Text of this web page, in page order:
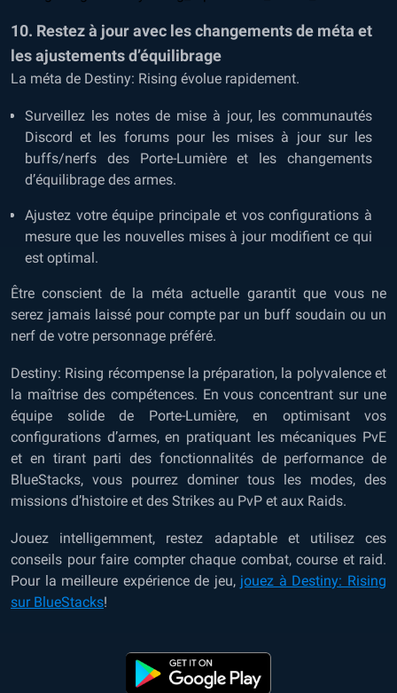
10. Restez à jour avec les changements de méta et
les ajustements d’équilibrage
La méta de Destiny: Rising évolue rapidement.
Surveillez les notes de mise à jour, les communautés
Discord et les forums pour les mises à jour sur les
buffs/nerfs des Porte-Lumière et les changements
d’équilibrage des armes.
Ajustez votre équipe principale et vos configurations à
mesure que les nouvelles mises à jour modifient ce qui
est optimal.
Être conscient de la méta actuelle garantit que vous ne
serez jamais laissé pour compte par un buff soudain ou un
nerf de votre personnage préféré.
Destiny: Rising récompense la préparation, la polyvalence et
la maîtrise des compétences. En vous concentrant sur une
équipe solide de Porte-Lumière, en optimisant vos
configurations d’armes, en pratiquant les mécaniques PvE
et en tirant parti des fonctionnalités de performance de
BlueStacks, vous pourrez dominer tous les modes, des
missions d’histoire et des Strikes au PvP et aux Raids.
Jouez intelligemment, restez adaptable et utilisez ces
conseils pour faire compter chaque combat, course et raid.
Pour la meilleure expérience de jeu, jouez à Destiny: Rising
sur BlueStacks!